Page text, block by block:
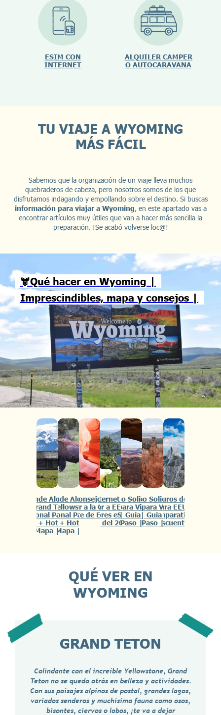
ESIM CON
INTERNET
ALQUILER CAMPER
O AUTOCARAVANA
TU VIAJE A WYOMING
MÁS FÁCIL
Sabemos que la organización de un viaje lleva muchos
quebraderos de cabeza, pero nosotros somos de los que
disfrutamos indagando y empollando sobre el destino. Si buscas
información para viajar a Wyoming, en este apartado vas a
encontrar artículos muy útiles que van a hacer más sencilla la
preparación. ¡Se acabó volverse loc@!
🫎Qué hacer en Wyoming |
Imprescindibles, mapa y consejos |
🏨Dónde Alojarse
en Grand Teton
National Park |
Zonas + Hoteles +
Mapa |
🏨Dónde Alojarse
en Yellowstone
National Park |
Zonas + Hoteles +
Mapa |
✏️14 Consejos para
Viajar a la Costa
Oeste de EEUU
📲Internet para
Viajar a EEUU |
Mejores eSIM y
SIMs del 2026 |
🗽Cómo Solicitar la
Visa para Viajar a
EEUU | Guía Paso a
Paso |
🗽Cómo Solicitar el
ESTA para Viajar a
EEUU | Guía Paso a
Paso |
😷Seguros de Viaje
para EEUU
[Comparativa +
Descuentos]
QUÉ VER EN
WYOMING
GRAND TETON
Colindante con el increíble Yellowstone, Grand
Teton no se queda atrás en belleza y actividades.
Con sus paisajes alpinos de postal, grandes lagos,
variados senderos y muchísima fauna como osos,
bisontes, ciervos o lobos, ¡te va a dejar